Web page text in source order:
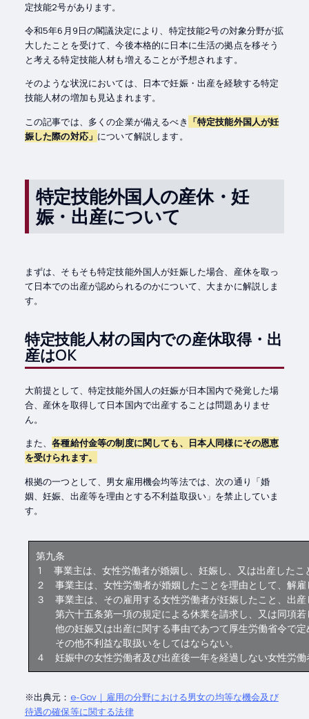
定技能2号があります。
令和5年6月9日の閣議決定により、特定技能2号の対象分野が拡
大したことを受けて、今後本格的に日本に生活の拠点を移そう
と考える特定技能人材も増えることが予想されます。
そのような状況においては、日本で妊娠・出産を経験する特定
技能人材の増加も見込まれます。
この記事では、多くの企業が備えるべき 「特定技能外国人が妊
娠した際の対応」 について解説します。
特定技能外国人の産休・妊
娠・出産について
まずは、そもそも特定技能外国人が妊娠した場合、産休を取っ
て日本での出産が認められるのかについて、大まかに解説しま
す。
特定技能人材の国内での産休取得・出
産はOK
大前提として、特定技能外国人の妊娠が日本国内で発覚した場
合、産休を取得して日本国内で出産することは問題ありませ
ん。
また、各種給付金等の制度に関しても、日本人同様にその恩恵
を受けられます。
根拠の一つとして、男女雇用機会均等法では、次の通り「婚
姻、妊娠、出産等を理由とする不利益取扱い」を禁止していま
す。
第九条
1 事業主は、女性労働者が婚姻し、妊娠し、又は出産した
２ 事業主は、女性労働者が婚姻したことを理由として、解
３ 事業主は、その雇用する女性労働者が妊娠したこと、出
第六十五条第一項の規定による休業を請求し、又は同項若
他の妊娠又は出産に関する事由であつて厚生労働省令で定
その他不利益な取扱いをしてはならない。
４ 妊娠中の女性労働者及び出産後一年を経過しない女性労
※出典元： e-Gov｜雇用の分野における男女の均等な機会及び
待遇の確保等に関する法律